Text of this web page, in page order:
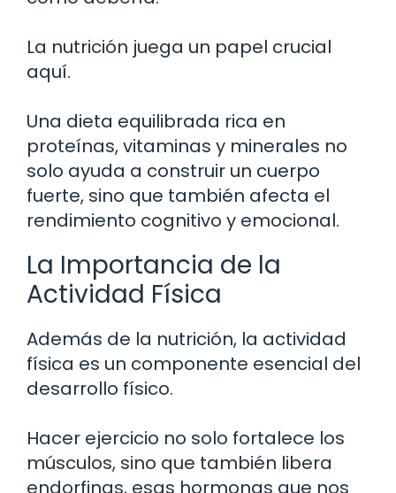
La nutrición juega un papel crucial
aquí.
Una dieta equilibrada rica en
proteínas, vitaminas y minerales no
solo ayuda a construir un cuerpo
fuerte, sino que también afecta el
rendimiento cognitivo y emocional.
La Importancia de la
Actividad Física
Además de la nutrición, la actividad
física es un componente esencial del
desarrollo físico.
Hacer ejercicio no solo fortalece los
músculos, sino que también libera
endorfinas, esas hormonas que nos